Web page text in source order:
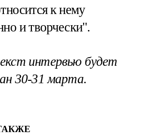
к нему
и творчески".
интервью будет
30-31 марта.